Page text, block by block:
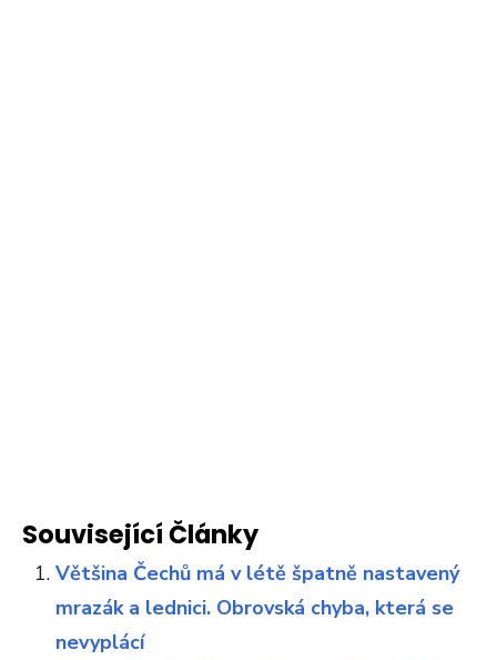
Související Články
Většina Čechů má v létě špatně nastavený
mrazák a lednici. Obrovská chyba, která se
nevyplácí